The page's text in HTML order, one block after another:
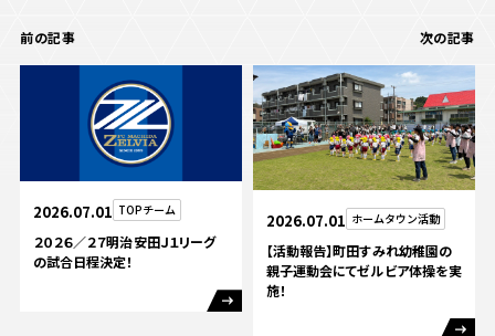
前の記事
2026.07.01 TOPチーム
２０２６／２７明治安田Ｊ１リーグ
の試合日程決定！
次の記事
2026.07.01 ホームタウン活動
【活動報告】町田すみれ幼稚園の
親子運動会にてゼルビア体操を実
施！